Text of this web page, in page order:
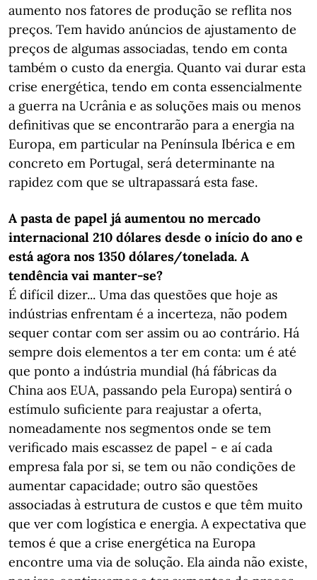
aumento nos fatores de produção se reflita nos
preços. Tem havido anúncios de ajustamento de
preços de algumas associadas, tendo em conta
também o custo da energia. Quanto vai durar esta
crise energética, tendo em conta essencialmente
a guerra na Ucrânia e as soluções mais ou menos
definitivas que se encontrarão para a energia na
Europa, em particular na Península Ibérica e em
concreto em Portugal, será determinante na
rapidez com que se ultrapassará esta fase.
A pasta de papel já aumentou no mercado
internacional 210 dólares desde o início do ano e
está agora nos 1350 dólares/tonelada. A
tendência vai manter-se?
É difícil dizer... Uma das questões que hoje as
indústrias enfrentam é a incerteza, não podem
sequer contar com ser assim ou ao contrário. Há
sempre dois elementos a ter em conta: um é até
que ponto a indústria mundial (há fábricas da
China aos EUA, passando pela Europa) sentirá o
estímulo suficiente para reajustar a oferta,
nomeadamente nos segmentos onde se tem
verificado mais escassez de papel - e aí cada
empresa fala por si, se tem ou não condições de
aumentar capacidade; outro são questões
associadas à estrutura de custos e que têm muito
que ver com logística e energia. A expectativa que
temos é que a crise energética na Europa
encontre uma via de solução. Ela ainda não existe,